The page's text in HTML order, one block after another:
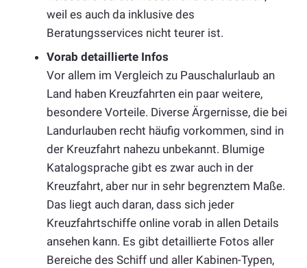
weil es auch da inklusive des
Beratungsservices nicht teurer ist.
Vorab detaillierte Infos
Vor allem im Vergleich zu Pauschalurlaub an
Land haben Kreuzfahrten ein paar weitere,
besondere Vorteile. Diverse Ärgernisse, die bei
Landurlauben recht häufig vorkommen, sind in
der Kreuzfahrt nahezu unbekannt. Blumige
Katalogsprache gibt es zwar auch in der
Kreuzfahrt, aber nur in sehr begrenztem Maße.
Das liegt auch daran, dass sich jeder
Kreuzfahrtschiffe online vorab in allen Details
ansehen kann. Es gibt detaillierte Fotos aller
Bereiche des Schiff und aller Kabinen-Typen,